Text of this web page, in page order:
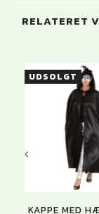
RELATERET
UDSOLGT
KAPPE MED